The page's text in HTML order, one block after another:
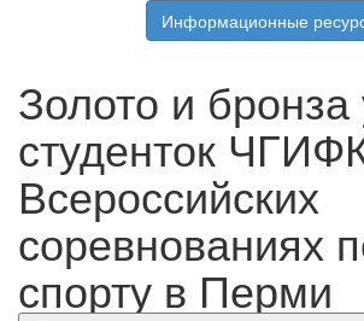
Информационные
Золото и бронза
студенток
Всероссийских
соревнованиях
спорту в Перми